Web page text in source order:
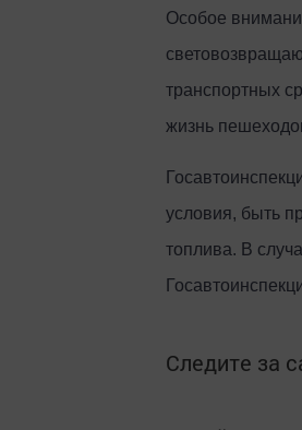
Особое
транспортных
жизнь
условия, быть
топлива. В
Следите за